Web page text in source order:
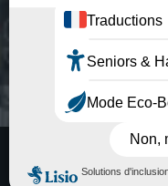
Contact :
© Copyright - Etapes :
Accueil
Agenda
Jobs